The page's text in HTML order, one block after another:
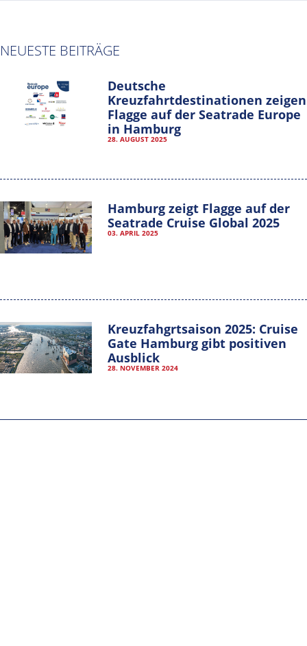
NEUESTE BEITRÄGE
Deutsche
Kreuzfahrtdestinationen zeigen
Flagge auf der Seatrade Europe
in Hamburg
28. AUGUST 2025
Hamburg zeigt Flagge auf der
Seatrade Cruise Global 2025
03. APRIL 2025
Kreuzfahgrtsaison 2025: Cruise
Gate Hamburg gibt positiven
Ausblick
28. NOVEMBER 2024
T: +49-40-30051-394
info@hamburgcruise.net
IMPRESSUM